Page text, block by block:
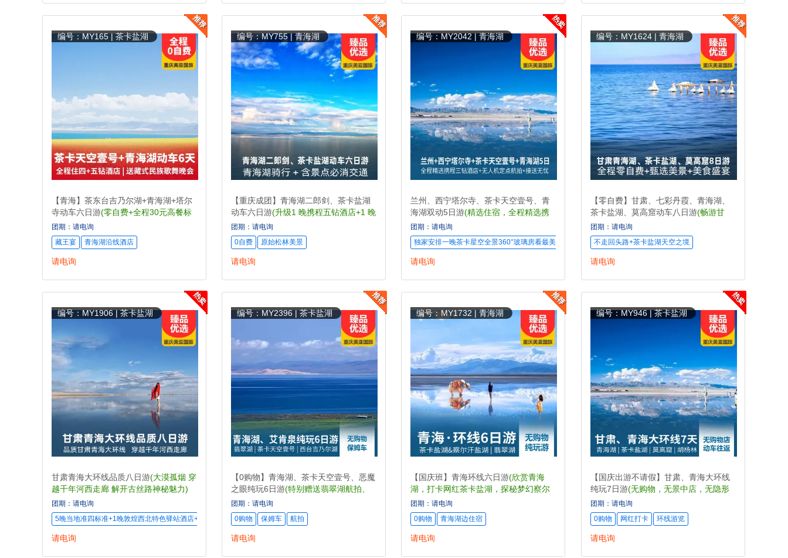
编号：MY165 | 茶卡盐湖
【青海】茶东台吉乃尔湖+青海湖+塔尔
寺动车六日游(零自费+全程30元高餐标
+青海土火锅，藏式表演风情宴)
团期：请电询
藏王宴
青海湖沿线酒店
请电询
编号：MY755 | 青海湖
【重庆成团】青海湖二郎剑、茶卡盐湖
动车六日游(升级1 晚携程五钻酒店+1 晚
茶卡特色星空小木屋+门票全含)
团期：请电询
0自费
原始松林美景
请电询
编号：MY2042 | 青海湖
兰州、西宁塔尔寺、茶卡天空壹号、青
海湖双动5日游(精选住宿，全程精选携
程三钻酒店)
团期：请电询
独家安排一晚茶卡星空全景360°玻璃房看最美的星空
请电询
编号：MY1624 | 青海湖
【零自费】甘肃、七彩丹霞、青海湖、
茶卡盐湖、莫高窟动车八日游(畅游甘
肃、青海2省++全程0自费)
团期：请电询
不走回头路+茶卡盐湖天空之境
请电询
编号：MY1906 | 茶卡盐湖
甘肃青海大环线品质八日游(大漠孤烟 穿
越千年河西走廊 解开古丝路神秘魅力)
团期：请电询
5晚当地准四标准+1晚敦煌西北特色驿站酒店+升级1晚当地准五标准
请电询
编号：MY2396 | 茶卡盐湖
【0购物】青海湖、茶卡天空壹号、恶魔
之眼纯玩6日游(特别赠送翡翠湖航拍、
艾肯泉航拍)
团期：请电询
0购物
保姆车 航拍
请电询
编号：MY1732 | 青海湖
【国庆班】青海环线六日游(欣赏青海
湖，打卡网红茶卡盐湖，探秘梦幻察尔
汗盐湖，赠送游览翡翠湖)
团期：请电询
0购物
青海湖边住宿
请电询
编号：MY946 | 茶卡盐湖
【国庆出游不请假】甘肃、青海大环线
纯玩7日游(无购物，无景中店，无隐形
店，升级3晚待评四星酒店)
团期：请电询
0购物
网红打卡 环线游览
请电询